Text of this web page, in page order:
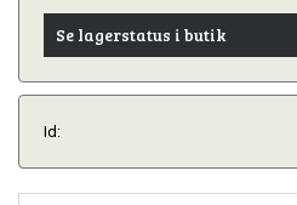
Se lagerstatus i butik
Id: